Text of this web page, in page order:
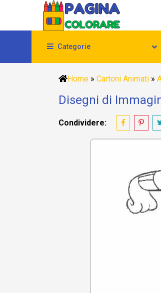
Categorie
Home » Cartoni Animati »
Disegni di
Condividere: